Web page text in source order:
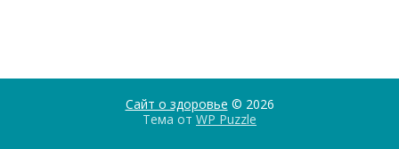
Сайт о здоровье © 2026
Тема от WP Puzzle